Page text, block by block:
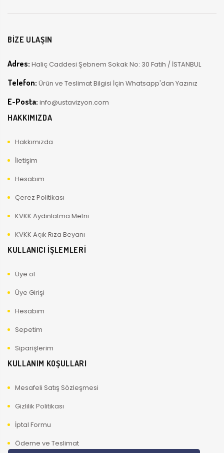
BİZE ULAŞIN
Adres: Haliç Caddesi Şebnem Sokak No: 30 Fatih / İSTANBUL
Telefon: Ürün ve Teslimat Bilgisi İçin Whatsapp'dan Yazınız
E-Posta: info@ustavizyon.com
HAKKIMIZDA
Hakkımızda
İletişim
Hesabım
Çerez Politikası
KVKK Aydınlatma Metni
KVKK Açık Rıza Beyanı
KULLANICI İŞLEMLERİ
Üye ol
Üye Girişi
Hesabım
Sepetim
Siparişlerim
KULLANIM KOŞULLARI
Mesafeli Satış Sözleşmesi
Gizlilik Politikası
İptal Formu
Ödeme ve Teslimat